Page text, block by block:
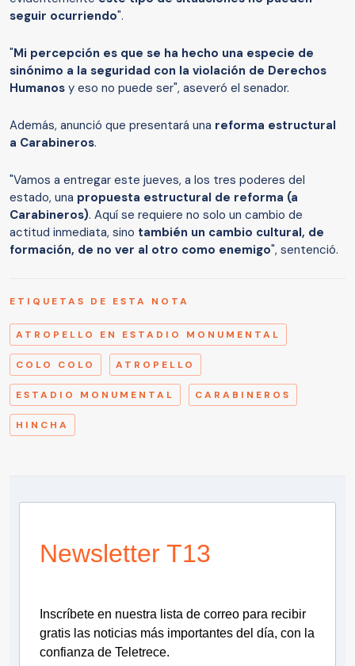
seguir ocurriendo".
"Mi percepción es que se ha hecho una especie de
sinónimo a la seguridad con la violación de Derechos
Humanos y eso no puede ser", aseveró el senador.
Además, anunció que presentará una reforma estructural
a Carabineros.
"Vamos a entregar este jueves, a los tres poderes del
estado, una propuesta estructural de reforma (a
Carabineros). Aquí se requiere no solo un cambio de
actitud inmediata, sino también un cambio cultural, de
formación, de no ver al otro como enemigo", sentenció.
ETIQUETAS DE ESTA NOTA
ATROPELLO EN ESTADIO MONUMENTAL
COLO COLO ATROPELLO
ESTADIO MONUMENTAL CARABINEROS
HINCHA
Newsletter T13
Inscríbete en nuestra lista de correo para recibir
gratis las noticias más importantes del día, con la
confianza de Teletrece.